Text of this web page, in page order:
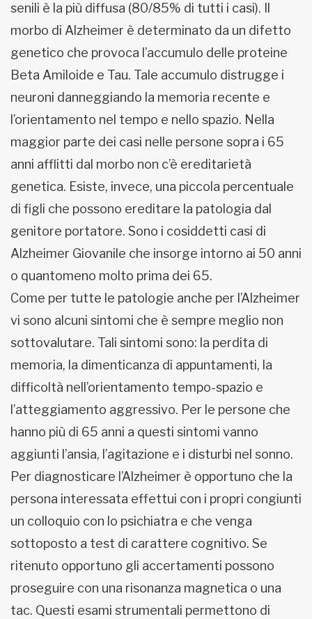
senili è la più diffusa (80/85% di tutti i casi). Il
morbo di Alzheimer è determinato da un difetto
genetico che provoca l’accumulo delle proteine
Beta Amiloide e Tau. Tale accumulo distrugge i
neuroni danneggiando la memoria recente e
l’orientamento nel tempo e nello spazio. Nella
maggior parte dei casi nelle persone sopra i 65
anni afflitti dal morbo non c’è ereditarietà
genetica. Esiste, invece, una piccola percentuale
di figli che possono ereditare la patologia dal
genitore portatore. Sono i cosiddetti casi di
Alzheimer Giovanile che insorge intorno ai 50 anni
o quantomeno molto prima dei 65.
Come per tutte le patologie anche per l’Alzheimer
vi sono alcuni sintomi che è sempre meglio non
sottovalutare. Tali sintomi sono: la perdita di
memoria, la dimenticanza di appuntamenti, la
difficoltà nell’orientamento tempo-spazio e
l’atteggiamento aggressivo. Per le persone che
hanno più di 65 anni a questi sintomi vanno
aggiunti l’ansia, l’agitazione e i disturbi nel sonno.
Per diagnosticare l’Alzheimer è opportuno che la
persona interessata effettui con i propri congiunti
un colloquio con lo psichiatra e che venga
sottoposto a test di carattere cognitivo. Se
ritenuto opportuno gli accertamenti possono
proseguire con una risonanza magnetica o una
tac. Questi esami strumentali permettono di